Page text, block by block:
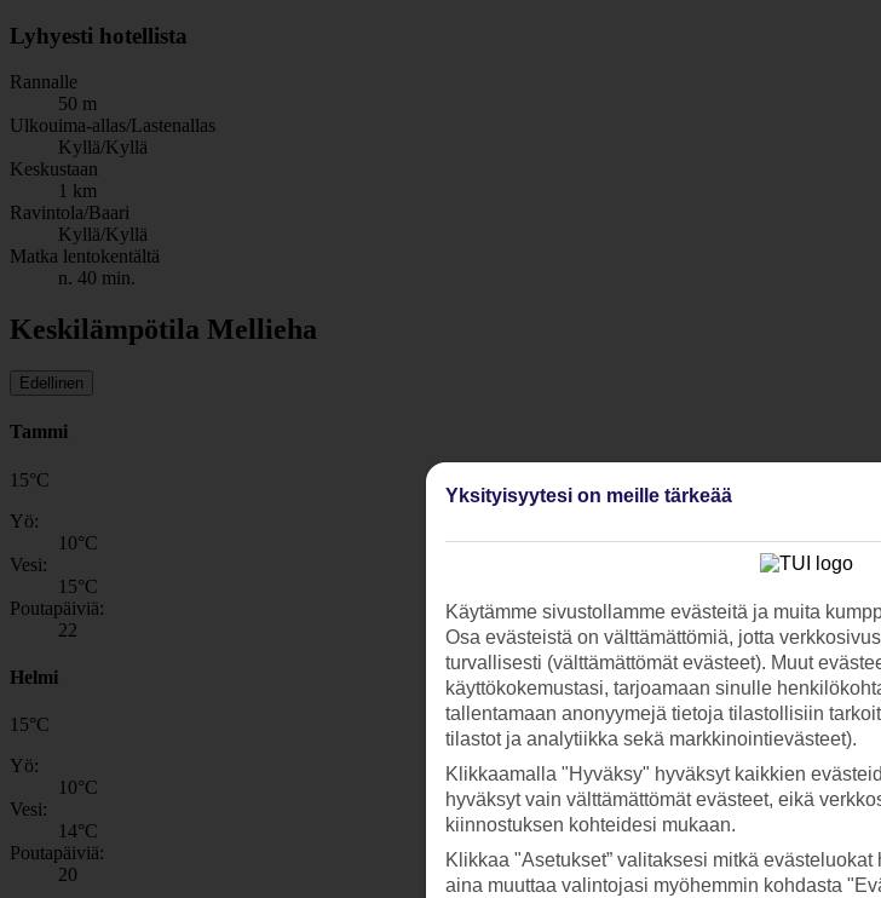
Lyhyesti hotellista
Rannalle
50 m
Ulkouima-allas/Lastenallas
Kyllä/Kyllä
Keskustaan
1 km
Ravintola/Baari
Kyllä/Kyllä
Matka lentokentältä
n. 40 min.
Keskilämpötila Mellieha
Edellinen
Tammi
15°C
Yö:
10°C
Vesi:
15°C
Poutapäiviä:
22
Helmi
15°C
Yö:
10°C
Vesi:
14°C
Poutapäiviä:
20
Yksityisyytesi on meille tärkeää
Käytämme sivustollamme evästeitä ja muita
Osa evästeistä on välttämättömiä, jotta
turvallisesti (välttämättömät evästeet). Muut
käyttökokemustasi, tarjoamaan sinulle
tallentamaan anonyymejä tietoja tilastollisiin
tilastot ja analytiikka sekä markkinointievästeet).
Klikkaamalla "Hyväksy" hyväksyt kaikkien
hyväksyt vain välttämättömät evästeet, eikä
kiinnostuksen kohteidesi mukaan.
Klikkaa "Asetukset” valitaksesi mitkä
aina muuttaa valintojasi myöhemmin kohdasta